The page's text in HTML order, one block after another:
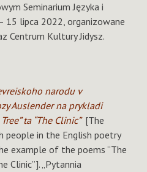
Seminarium Języka i
15 lipca 2022, organizowane
Centrum Kultury Jidysz.
narodu v
Auslender na prykladi
ta “The Clinic” [The
people in the English poetry
example of the poems “The
Clinic”]. „Pytannia